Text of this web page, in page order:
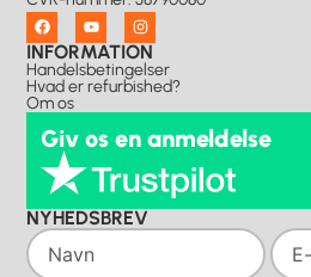
INFORMATION
Handelsbetingelser
Hvad er refurbished?
Om os
Giv os en anmeldelse
NYHEDSBREV